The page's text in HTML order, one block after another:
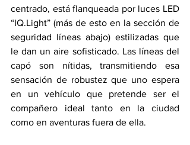
centrado, está flanqueada por luces LED
“IQ.Light” (más de esto en la sección de
seguridad líneas abajo) estilizadas que
le dan un aire sofisticado. Las líneas del
capó son nítidas, transmitiendo esa
sensación de robustez que uno espera
en un vehículo que pretende ser el
compañero ideal tanto en la ciudad
como en aventuras fuera de ella.